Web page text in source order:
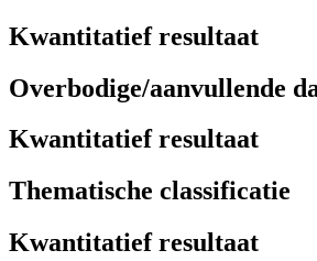
Kwantitatief resultaat
Overbodige/aanvullende
Kwantitatief resultaat
Thematische classificatie
Kwantitatief resultaat